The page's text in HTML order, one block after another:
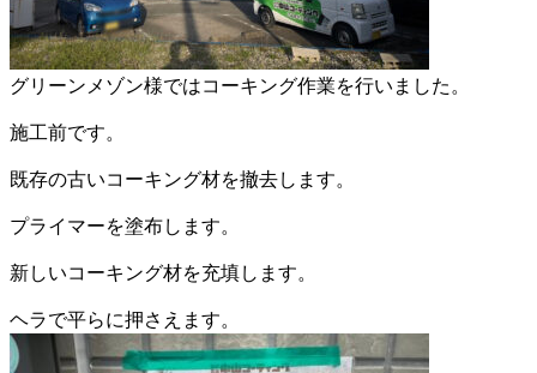
グリーンメゾン様ではコーキング作業を行いました。
施工前です。
既存の古いコーキング材を撤去します。
プライマーを塗布します。
新しいコーキング材を充填します。
ヘラで平らに押さえます。